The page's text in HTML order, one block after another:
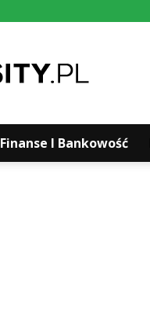
Finanse I Bankowość